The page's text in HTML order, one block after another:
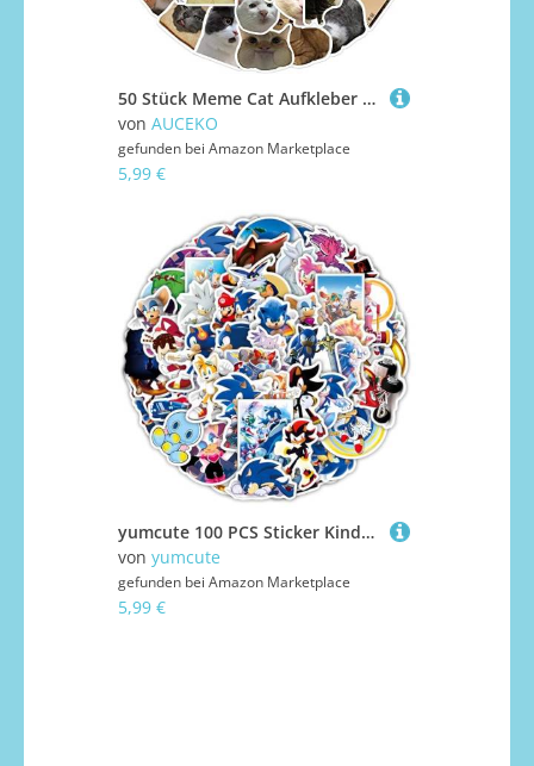
50 Stück Meme Cat Aufkleber Pack Katze Sticker Set wasserdichte Vinyl Sticker für Laptop Kinder Autos Motorrad Fahrrad Skateboard Gepäck Koffer Computer Aufkleber Graffiti Decal
von AUCEKO
gefunden bei Amazon Marketplace
5,99 €
yumcute 100 PCS Sticker Kinder, Cartoon Aufkleber Vinyl Wasserfest ästhetisch für Skateboard Gitarre Laptops Scrapbook Fahrrad Koffer für Teenager Jungen Mädchen Erwachsene
von yumcute
gefunden bei Amazon Marketplace
5,99 €